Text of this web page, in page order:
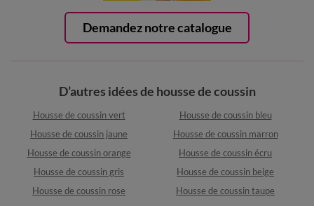
Demandez notre catalogue
D’autres idées de housse de coussin
Housse de coussin vert
Housse de coussin bleu
Housse de coussin jaune
Housse de coussin marron
Housse de coussin orange
Housse de coussin écru
Housse de coussin gris
Housse de coussin beige
Housse de coussin rose
Housse de coussin taupe